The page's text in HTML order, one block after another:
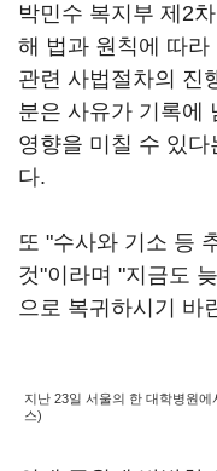
박민수 복지부 제2
해 법과 원칙에 따
관련 사법절차의 진
분은 사유가 기록에
영향을 미칠 수 있다
다.
또 "수사와 기소 등
것"이라며 "지금도
으로 복귀하시기 바
지난 23일 서울의 한 대학병원
스)